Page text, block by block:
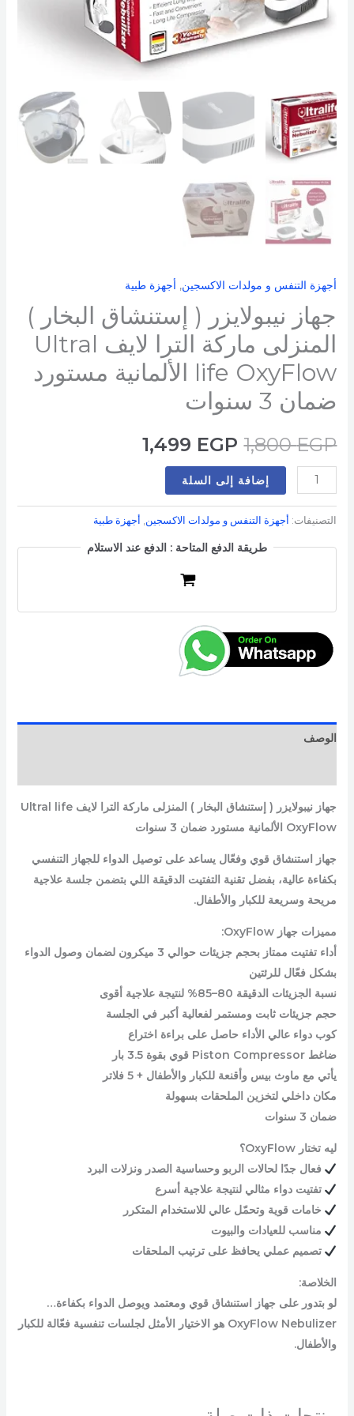
أجهزة التنفس و مولدات الاكسجين, أجهزة طبية
جهاز نيبولايزر ( إستنشاق البخار )
المنزلى ماركة الترا لايف Ultral
life OxyFlow الألمانية مستورد
ضمان 3 سنوات
1,800EGP
1,499 EGP
المنزلى
ماركة
life
OxyFlow
الألمانية
ضمان
سنوات
إضافة إلى السلة
التصنيفات: أجهزة التنفس و مولدات الاكسجين أجهزة طبية
طريقة الدفع المتاحة : الدفع عند الاستلام
الوصف
جهاز نيبولايزر ( إستنشاق البخار ) المنزلى ماركة الترا لايف Ultral life
OxyFlow الألمانية مستورد ضمان 3 سنوات
جهاز استنشاق قوي وفعّال يساعد على توصيل الدواء للجهاز التنفسي
بكفاءة عالية، بفضل تقنية التفتيت الدقيقة اللي بتضمن جلسة علاجية
مريحة وسريعة للكبار والأطفال.
مميزات جهاز OxyFlow:
أداء تفتيت ممتاز بحجم جزيئات حوالي 3 ميكرون لضمان وصول الدواء
بشكل فعّال للرئتين
نسبة الجزيئات الدقيقة 80–85% لنتيجة علاجية أقوى
حجم جزيئات ثابت ومستمر لفعالية أكبر في الجلسة
كوب دواء عالي الأداء حاصل على براءة اختراع
ضاغط Piston Compressor قوي بقوة 3.5 بار
يأتي مع ماوث بيس وأقنعة للكبار والأطفال + 5 فلاتر
مكان داخلي لتخزين الملحقات بسهولة
ضمان 3 سنوات
ليه تختار OxyFlow؟
فعال جدًا لحالات الربو وحساسية الصدر ونزلات البرد
تفتيت دواء مثالي لنتيجة علاجية أسرع
خامات قوية وتحمّل عالي للاستخدام المتكرر
مناسب للعيادات والبيوت
تصميم عملي يحافظ على ترتيب الملحقات
الخلاصة:
لو بتدور على جهاز استنشاق قوي ومعتمد ويوصل الدواء بكفاءة…
OxyFlow Nebulizer هو الاختيار الأمثل لجلسات تنفسية فعّالة للكبار
والأطفال.